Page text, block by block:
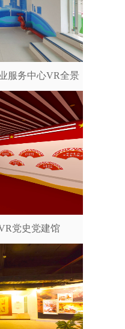
服务中心VR全景
党史党建馆